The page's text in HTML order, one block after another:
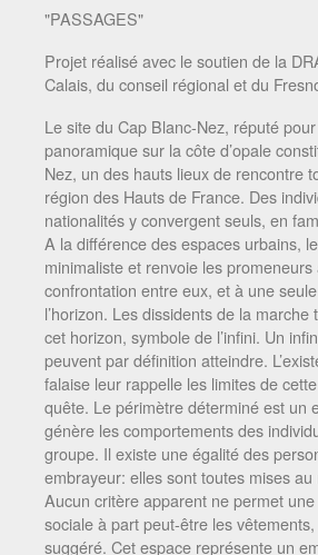
"PASSAGES"
Projet réalisé avec le soutien de la
Calais, du conseil régional et du
Le site du Cap Blanc-Nez, réputé
panoramique sur la côte d’opale
Nez, un des hauts lieux de rencontre
région des Hauts de France. Des
nationalités y convergent seuls, en
A la différence des espaces urbains,
minimaliste et renvoie les promeneurs
confrontation entre eux, et à une
l’horizon. Les dissidents de la
cet horizon, symbole de l’infini. Un
peuvent par définition atteindre.
falaise leur rappelle les limites de
quête. Le périmètre déterminé est un
génère les comportements des
groupe. Il existe une égalité des
embrayeur: elles sont toutes mises au
Aucun critère apparent ne permet
sociale à part peut-être les
suggéré. Cet espace représente un